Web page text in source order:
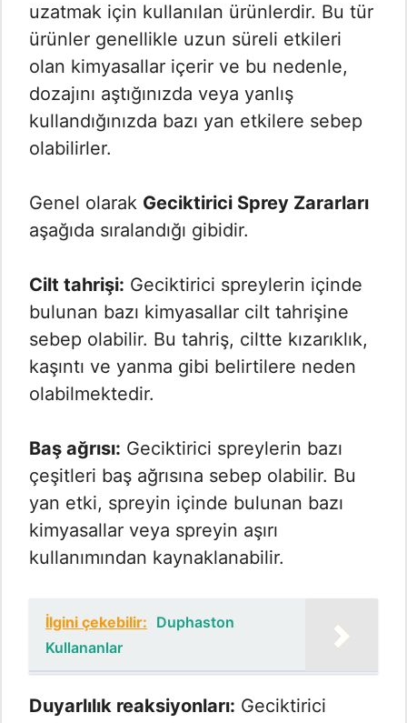
uzatmak için kullanılan ürünlerdir. Bu tür
ürünler genellikle uzun süreli etkileri
olan kimyasallar içerir ve bu nedenle,
dozajını aştığınızda veya yanlış
kullandığınızda bazı yan etkilere sebep
olabilirler.
Genel olarak Geciktirici Sprey Zararları
aşağıda sıralandığı gibidir.
Cilt tahrişi: Geciktirici spreylerin içinde
bulunan bazı kimyasallar cilt tahrişine
sebep olabilir. Bu tahriş, ciltte kızarıklık,
kaşıntı ve yanma gibi belirtilere neden
olabilmektedir.
Baş ağrısı: Geciktirici spreylerin bazı
çeşitleri baş ağrısına sebep olabilir. Bu
yan etki, spreyin içinde bulunan bazı
kimyasallar veya spreyin aşırı
kullanımından kaynaklanabilir.
İlgini çekebilir: Duphaston
Kullananlar
Duyarlılık reaksiyonları: Geciktirici